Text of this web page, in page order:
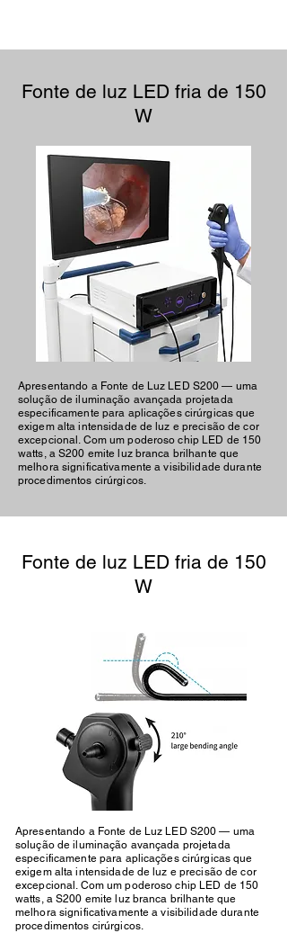
Fonte de luz LED fria de 150
W
Apresentando a Fonte de Luz LED S200 — uma
solução de iluminação avançada projetada
especificamente para aplicações cirúrgicas que
exigem alta intensidade de luz e precisão de cor
excepcional. Com um poderoso chip LED de 150
watts, a S200 emite luz branca brilhante que
melhora significativamente a visibilidade durante
procedimentos cirúrgicos.
Fonte de luz LED fria de 150
W
Apresentando a Fonte de Luz LED S200 — uma
solução de iluminação avançada projetada
especificamente para aplicações cirúrgicas que
exigem alta intensidade de luz e precisão de cor
excepcional. Com um poderoso chip LED de 150
watts, a S200 emite luz branca brilhante que
melhora significativamente a visibilidade durante
procedimentos cirúrgicos.